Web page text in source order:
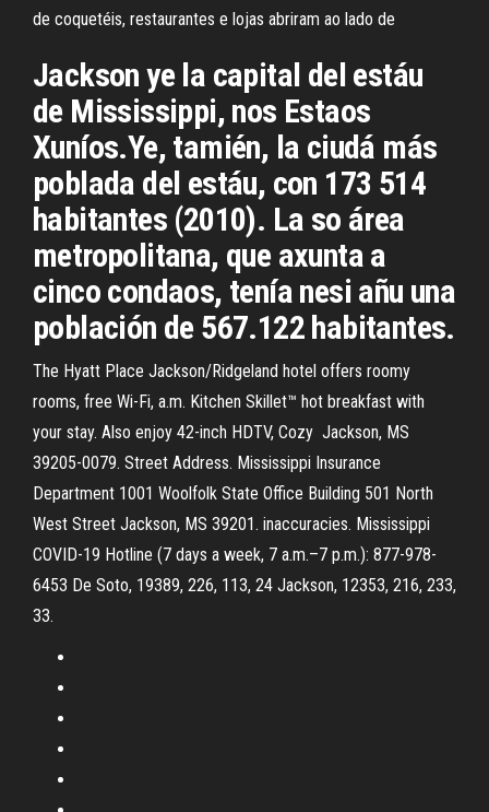
de coquetéis, restaurantes e lojas abriram ao lado de
Jackson ye la capital del estáu
de Mississippi, nos Estaos
Xuníos.Ye, tamién, la ciudá más
poblada del estáu, con 173 514
habitantes (2010). La so área
metropolitana, que axunta a
cinco condaos, tenía nesi añu una
población de 567.122 habitantes.
The Hyatt Place Jackson/Ridgeland hotel offers roomy
rooms, free Wi-Fi, a.m. Kitchen Skillet™ hot breakfast with
your stay. Also enjoy 42-inch HDTV, Cozy Jackson, MS
39205-0079. Street Address. Mississippi Insurance
Department 1001 Woolfolk State Office Building 501 North
West Street Jackson, MS 39201. inaccuracies. Mississippi
COVID-19 Hotline (7 days a week, 7 a.m.–7 p.m.): 877-978-
6453 De Soto, 19389, 226, 113, 24 Jackson, 12353, 216, 233,
33.